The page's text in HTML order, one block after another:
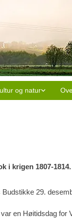
og natur
i krigen 1807-
29.
en Høitidsdag